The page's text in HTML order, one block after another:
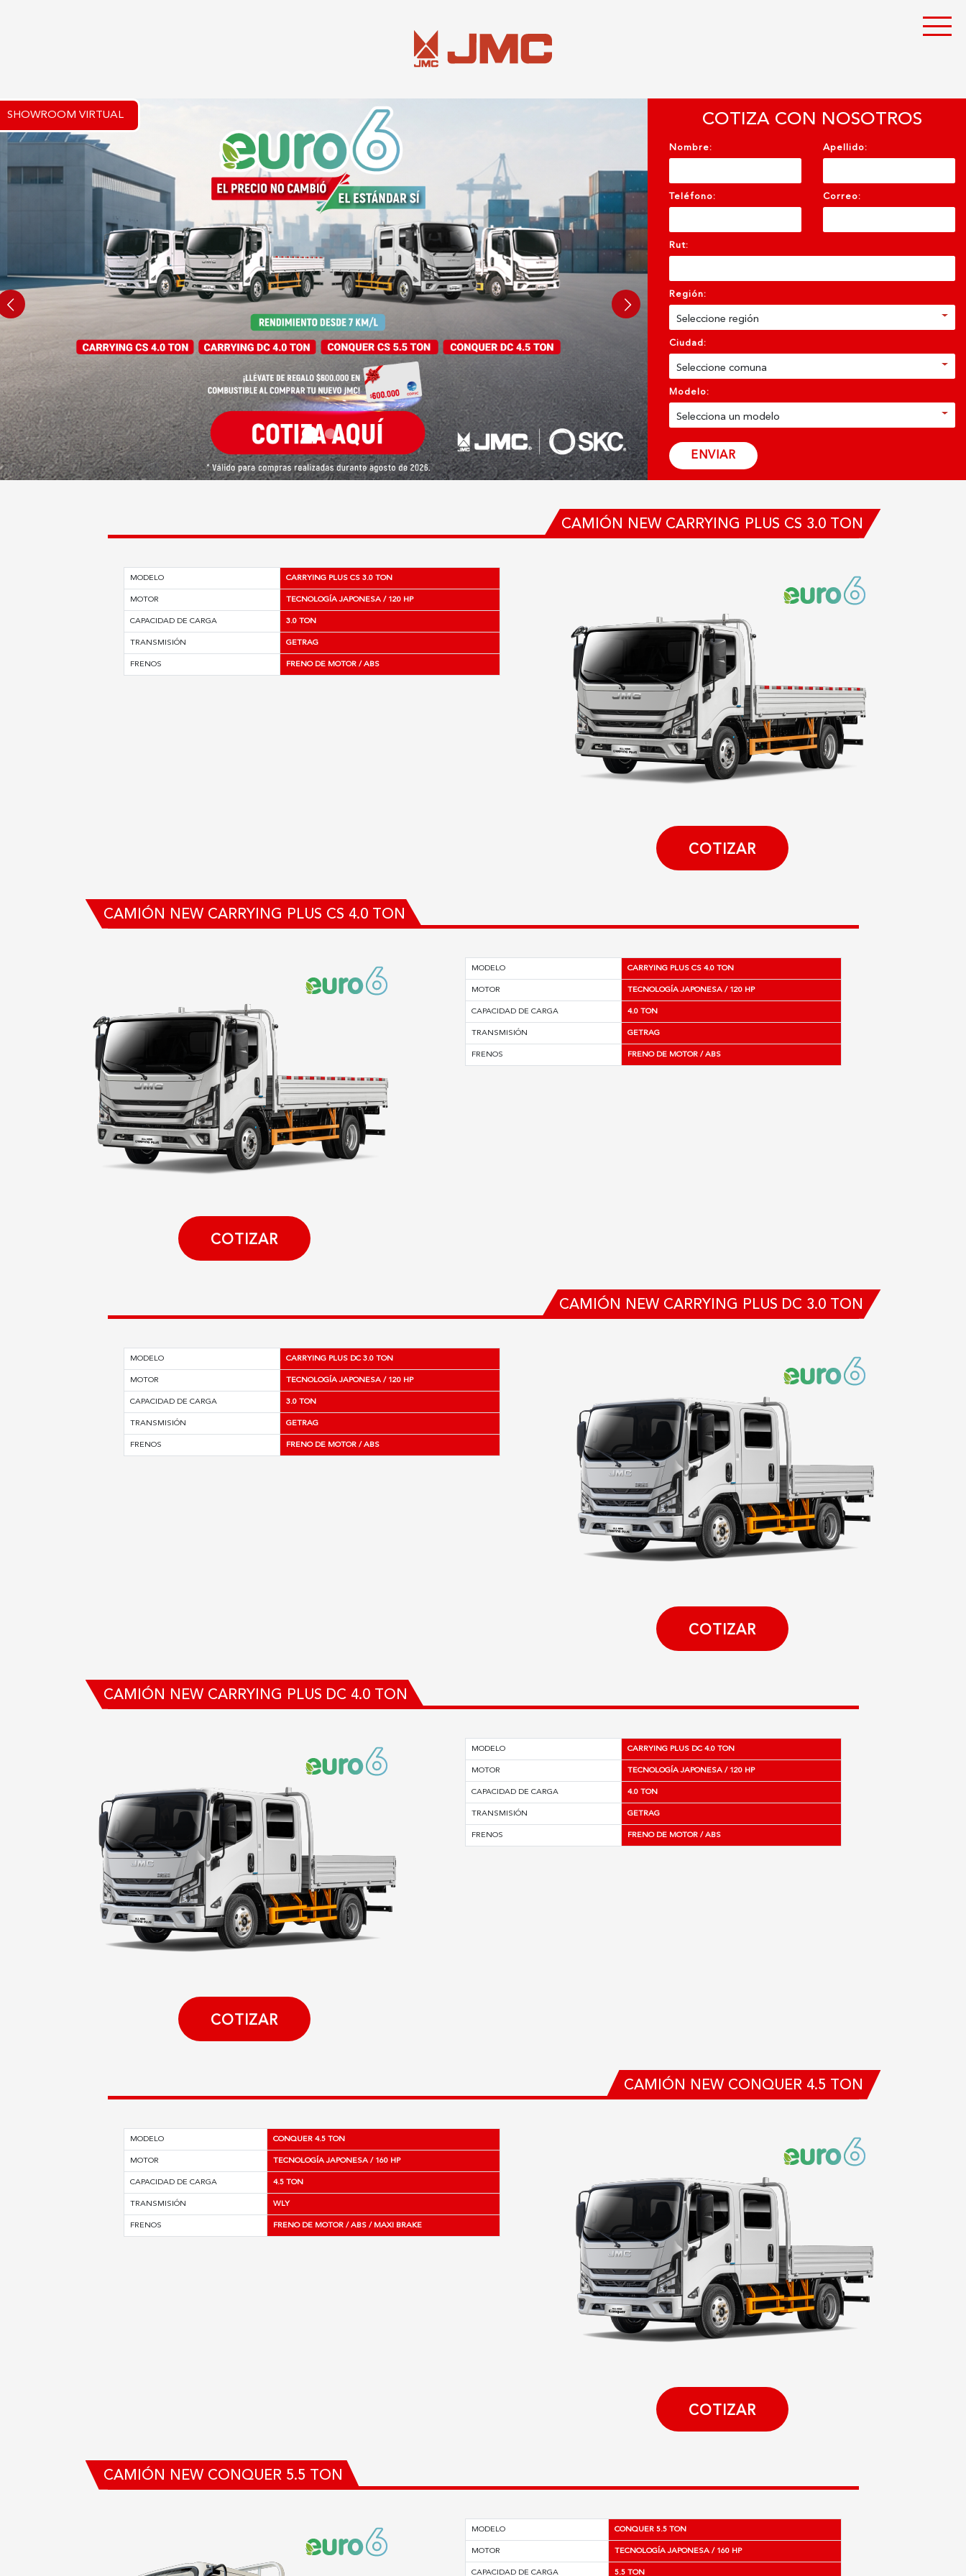
SHOWROOM VIRTUAL COTIZA CON NOSOTROS
Nombre: Apellido:
Teléfono: Correo:
Rut:
Región:
Seleccione región
Ciudad:
Seleccione comuna
Modelo:
Selecciona un modelo
ENVIAR
CAMIÓN NEW CARRYING PLUS CS 3.0 TON
COTIZAR
MODELO CARRYING PLUS CS 3.0 TON
MOTOR TECNOLOGÍA JAPONESA / 120 HP
CAPACIDAD DE CARGA 3.0 TON
TRANSMISIÓN GETRAG
FRENOS FRENO DE MOTOR / ABS
CAMIÓN NEW CARRYING PLUS CS 4.0 TON
COTIZAR
MODELO CARRYING PLUS CS 4.0 TON
MOTOR TECNOLOGÍA JAPONESA / 120 HP
CAPACIDAD DE CARGA 4.0 TON
TRANSMISIÓN GETRAG
FRENOS FRENO DE MOTOR / ABS
CAMIÓN NEW CARRYING PLUS DC 3.0 TON
COTIZAR
MODELO CARRYING PLUS DC 3.0 TON
MOTOR TECNOLOGÍA JAPONESA / 120 HP
CAPACIDAD DE CARGA 3.0 TON
TRANSMISIÓN GETRAG
FRENOS FRENO DE MOTOR / ABS
CAMIÓN NEW CARRYING PLUS DC 4.0 TON
COTIZAR
MODELO CARRYING PLUS DC 4.0 TON
MOTOR TECNOLOGÍA JAPONESA / 120 HP
CAPACIDAD DE CARGA 4.0 TON
TRANSMISIÓN GETRAG
FRENOS FRENO DE MOTOR / ABS
CAMIÓN NEW CONQUER 4.5 TON
COTIZAR
MODELO CONQUER 4.5 TON
MOTOR TECNOLOGÍA JAPONESA / 160 HP
CAPACIDAD DE CARGA 4.5 TON
TRANSMISIÓN WLY
FRENOS FRENO DE MOTOR / ABS / MAXI BRAKE
CAMIÓN NEW CONQUER 5.5 TON
MODELO CONQUER 5.5 TON
MOTOR TECNOLOGÍA JAPONESA / 160 HP
CAPACIDAD DE CARGA 5.5 TON